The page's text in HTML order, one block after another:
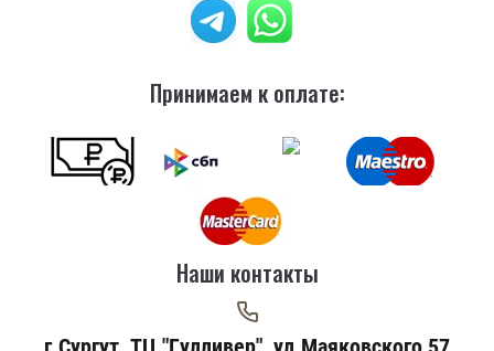
Принимаем к оплате:
Наши контакты